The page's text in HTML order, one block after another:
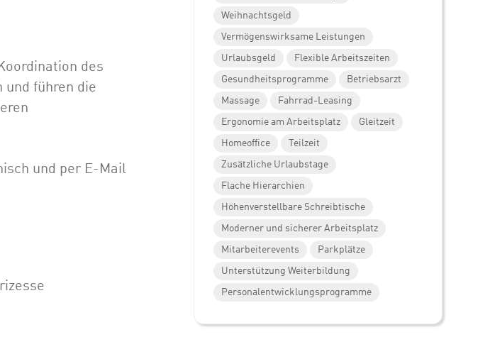
des
führen die
und per E-Mail
Weihnachtsgeld
Vermögenswirksame Leistungen
Urlaubsgeld
Flexible Arbeitszeiten
Gesundheitsprogramme
Betriebsarzt
Massage
Fahrrad-Leasing
Ergonomie am Arbeitsplatz
Gleitzeit
Homeoffice
Teilzeit
Zusätzliche Urlaubstage
Flache Hierarchien
Höhenverstellbare Schreibtische
Moderner und sicherer Arbeitsplatz
Mitarbeiterevents
Parkplätze
Unterstützung Weiterbildung
Personalentwicklungsprogramme